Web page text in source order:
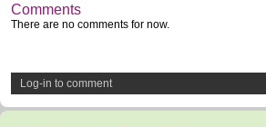
Comments
There are no comments for now.
Log-in to comment